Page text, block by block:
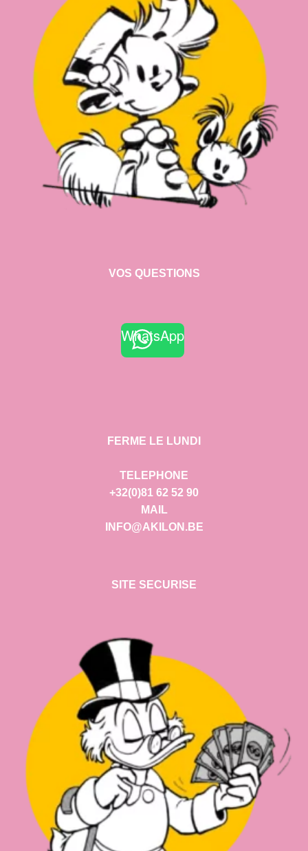
VOS QUESTIONS
WhatsApp
FERME LE LUNDI
TELEPHONE
+32(0)81 62 52 90
MAIL
INFO@AKILON.BE
SITE SECURISE